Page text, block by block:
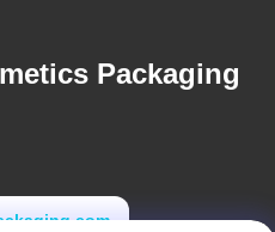
Packaging